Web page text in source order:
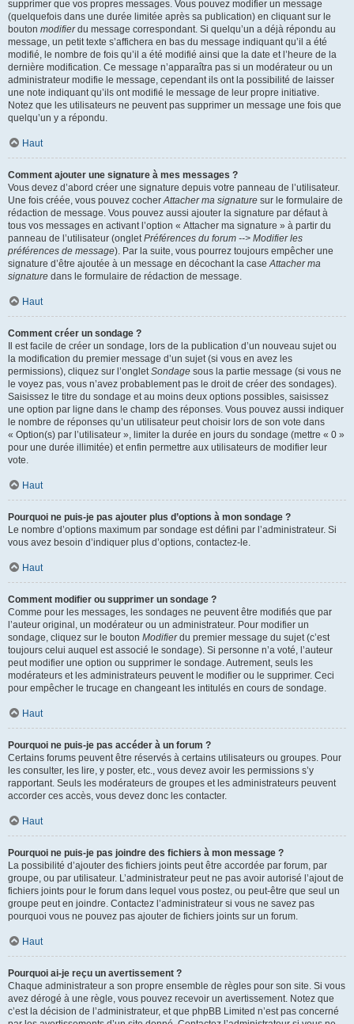
supprimer que vos propres messages. Vous pouvez modifier un message
(quelquefois dans une durée limitée après sa publication) en cliquant sur le
bouton modifierdu message correspondant. Si quelqu’un a déjà répondu au
message, un petit texte s’affichera en bas du message indiquant qu’il a été
modifié, le nombre de fois qu’il a été modifié ainsi que la date et l’heure de la
dernière modification. Ce message n’apparaîtra pas si un modérateur ou un
administrateur modifie le message, cependant ils ont la possibilité de laisser
une note indiquant qu’ils ont modifié le message de leur propre initiative.
Notez que les utilisateurs ne peuvent pas supprimer un message une fois que
quelqu’un y a répondu.
Haut
Comment ajouter une signature à mes messages ?
Vous devez d’abord créer une signature depuis votre panneau de l’utilisateur.
Une fois créée, vous pouvez cocherAttacher ma signature sur le formulaire de
rédaction de message. Vous pouvez aussi ajouter la signature par défaut à
tous vos messages en activant l’option « Attacher ma signature » à partir du
panneau de l’utilisateur (ongletPréférences du forum --> Modifier les
préférences de message). Par la suite, vous pourrez toujours empêcher une
signature d’être ajoutée à un message en décochant la caseAttacher ma
signature dans le formulaire de rédaction de message.
Haut
Comment créer un sondage ?
Il est facile de créer un sondage, lors de la publication d’un nouveau sujet ou
la modification du premier message d’un sujet (si vous en avez les
permissions), cliquez sur l’ongletSondage sous la partie message (si vous ne
le voyez pas, vous n’avez probablement pas le droit de créer des sondages).
Saisissez le titre du sondage et au moins deux options possibles, saisissez
une option par ligne dans le champ des réponses. Vous pouvez aussi indiquer
le nombre de réponses qu’un utilisateur peut choisir lors de son vote dans
« Option(s) par l’utilisateur », limiter la durée en jours du sondage (mettre « 0 »
pour une durée illimitée) et enfin permettre aux utilisateurs de modifier leur
vote.
Haut
Pourquoi ne puis-je pas ajouter plus d’options à mon sondage ?
Le nombre d’options maximum par sondage est défini par l’administrateur. Si
vous avez besoin d’indiquer plus d’options, contactez-le.
Haut
Comment modifier ou supprimer un sondage ?
Comme pour les messages, les sondages ne peuvent être modifiés que par
l’auteur original, un modérateur ou un administrateur. Pour modifier un
sondage, cliquez sur le bouton Modifierdu premier message du sujet (c’est
toujours celui auquel est associé le sondage). Si personne n’a voté, l’auteur
peut modifier une option ou supprimer le sondage. Autrement, seuls les
modérateurs et les administrateurs peuvent le modifier ou le supprimer. Ceci
pour empêcher le trucage en changeant les intitulés en cours de sondage.
Haut
Pourquoi ne puis-je pas accéder à un forum ?
Certains forums peuvent être réservés à certains utilisateurs ou groupes. Pour
les consulter, les lire, y poster, etc., vous devez avoir les permissions s’y
rapportant. Seuls les modérateurs de groupes et les administrateurs peuvent
accorder ces accès, vous devez donc les contacter.
Haut
Pourquoi ne puis-je pas joindre des fichiers à mon message ?
La possibilité d’ajouter des fichiers joints peut être accordée par forum, par
groupe, ou par utilisateur. L’administrateur peut ne pas avoir autorisé l’ajout de
fichiers joints pour le forum dans lequel vous postez, ou peut-être que seul un
groupe peut en joindre. Contactez l’administrateur si vous ne savez pas
pourquoi vous ne pouvez pas ajouter de fichiers joints sur un forum.
Haut
Pourquoi ai-je reçu un avertissement ?
Chaque administrateur a son propre ensemble de règles pour son site. Si vous
avez dérogé à une règle, vous pouvez recevoir un avertissement. Notez que
c’est la décision de l’administrateur, et que phpBB Limited n’est pas concerné